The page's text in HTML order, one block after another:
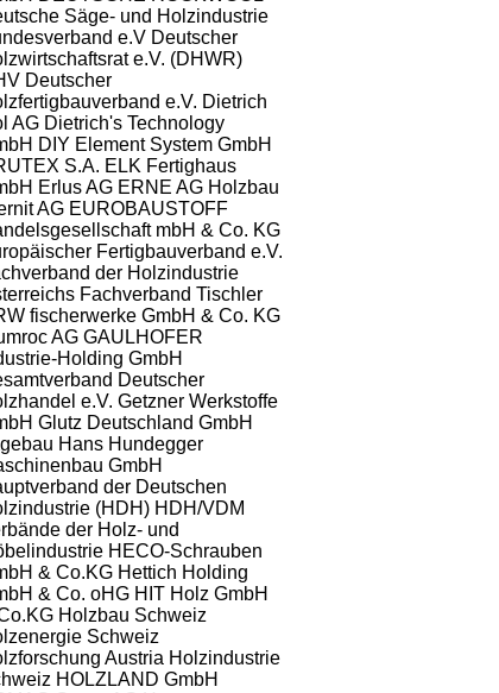
Säge- und Holzindustrie
e.V Deutscher
e.V. (DHWR)
Deutscher
e.V. Dietrich
AG Dietrich's Technology
DIY Element System GmbH
S.A. ELK Fertighaus
Erlus AG ERNE AG Holzbau
AG EUROBAUSTOFF
mbH & Co. KG
Fertigbauverband e.V.
der Holzindustrie
Fachverband Tischler
fischerwerke GmbH & Co. KG
AG GAULHOFER
Holding GmbH
Deutscher
e.V. Getzner Werkstoffe
Glutz Deutschland GmbH
Hans Hundegger
GmbH
der Deutschen
(HDH) HDH/VDM
der Holz- und
HECO-Schrauben
& Co.KG Hettich Holding
& Co. oHG HIT Holz GmbH
Holzbau Schweiz
Schweiz
Austria Holzindustrie
HOLZLAND GmbH